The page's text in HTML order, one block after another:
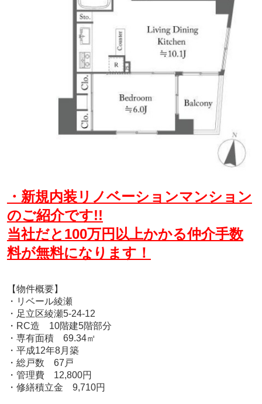
・新規内装リノベーションマンション
のご紹介です!!
当社だと100万円以上かかる仲介手数
料が無料になります！
【物件概要】
・リベール綾瀬
・足立区綾瀬5-24-12
・RC造 10階建5階部分
・専有面積 69.34㎡
・平成12年8月築
・総戸数 67戸
・管理費 12,800円
・修繕積立金 9,710円